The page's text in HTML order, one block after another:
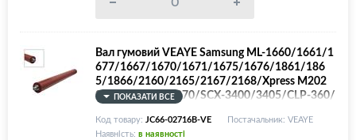
Вал гумовий VEAYE Samsung ML-1660/1661/1
677/1667/1670/1671/1675/1676/1861/186
5/1866/2160/2165/2167/2168/Xpress M202
0/2022/2026/2070/SCX-3400/3405/CLP-360/
365/415/CLX-3300/3305/4195/SL-C460FW/X
erox WC 3025/Phaser 3020
ПОКАЗАТИ ВСЕ
Код товару: JC66-02716B-VE
Постачальник: VEAYE
Наявність: в наявності